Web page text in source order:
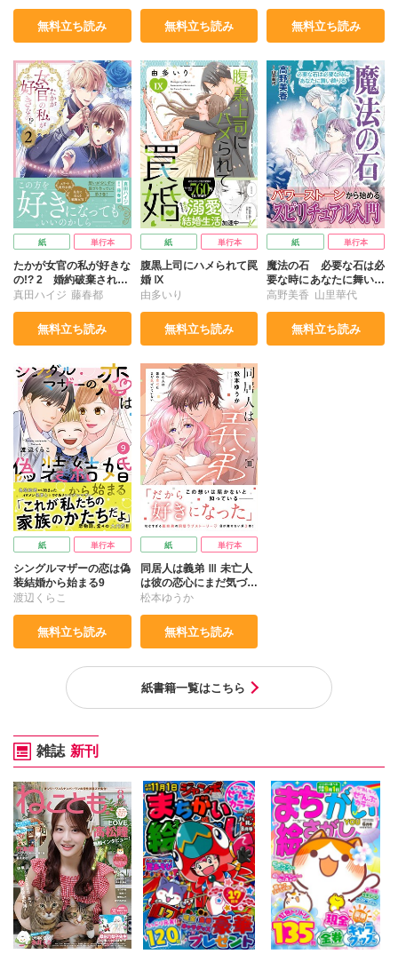
無料立ち読み 無料立ち読み 無料立ち読み
紙 単行本
たかが女官の私が好きな
の!? 2 婚約破棄された
姫様を差し置いて、結婚
真田ハイジ 藤春都
無料立ち読み
紙 単行本
腹黒上司にハメられて罠
婚 Ⅸ
由多いり
無料立ち読み
紙 単行本
魔法の石 必要な石は必
要な時にあなたに舞い降
りる
高野美香 山里華代
無料立ち読み
紙 単行本
シングルマザーの恋は偽
装結婚から始まる9
渡辺くらこ
無料立ち読み
紙 単行本
同居人は義弟 Ⅲ 未亡人
は彼の恋心にまだ気づい
ていない
松本ゆうか
無料立ち読み
紙書籍一覧はこちら
雑誌 新刊